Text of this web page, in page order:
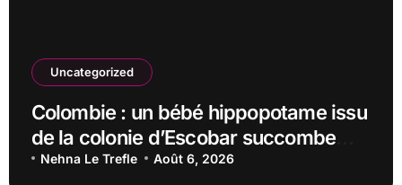
Uncategorized
Colombie : un bébé hippopotame issu
de la colonie d’Escobar succombe
malgré les efforts vétérinaires
Nehna Le Trefle Août 6, 2026